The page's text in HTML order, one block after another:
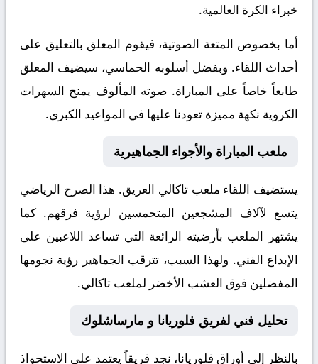
خبراء الكرة العالمية.
أما بخصوص المتعة الصوتية، فيقوم المعلق بالتعليق على
أحداث اللقاء. وبفضل أسلوبه الحماسي، سيضيف المعلق
طابعاً خاصاً على المباراة. صوته المألوف يمنح السهرات
الكروية نكهة مميزة تعودنا عليها في المواعيد الكبرى.
ملعب المباراة والأجواء الجماهيرية
يستضيف اللقاء ملعبتاكالي العريق. هذا الصرح الرياضي
يتسع لآلاف المشجعين المتحمسين لرؤية فرقهم. كما
يشتهر الملعب بأرضيته الرائعة التي تساعد اللاعبين على
الإبداع الفني. ولهذا السبب، تترقب الجماهير رؤية نجومها
المفضلين فوق العشب الأخضر لملعب تاكالي.
تحليل فني لفريق فلوريانا و مارساشلوك
بالنظر إلى أوراق فلوريانا، نجد فريقاً يعتمد على الاستحواذ